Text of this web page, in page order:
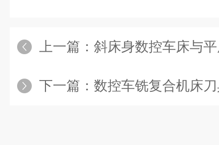
上一篇： 斜床身数控车床与
下一篇： 数控车铣复合机床